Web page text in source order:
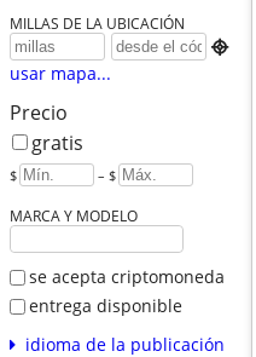
MILLAS DE LA UBICACIÓN

usar mapa...
Precio
gratis
$ – $
MARCA Y MODELO
se acepta criptomoneda
entrega disponible
idioma de la publicación